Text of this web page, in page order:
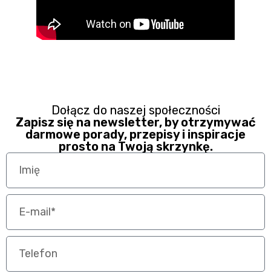
Dołącz do naszej społeczności
Zapisz się na newsletter, by otrzymywać
darmowe porady, przepisy i inspiracje
prosto na Twoją skrzynkę.